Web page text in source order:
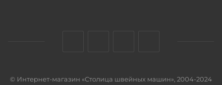
© Интернет-магазин «Столица швейных машин», 2004-2024